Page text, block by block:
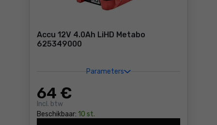
Accu 12V 4.0Ah LiHD Metabo
625349000
Parameters
64 €
Incl. btw
Beschikbaar: 10 st.